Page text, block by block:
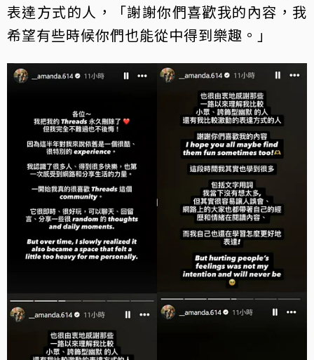
表達方式的人，「謝謝你們喜歡我的內容，我
希望有些時候你們也能從中得到樂趣。」